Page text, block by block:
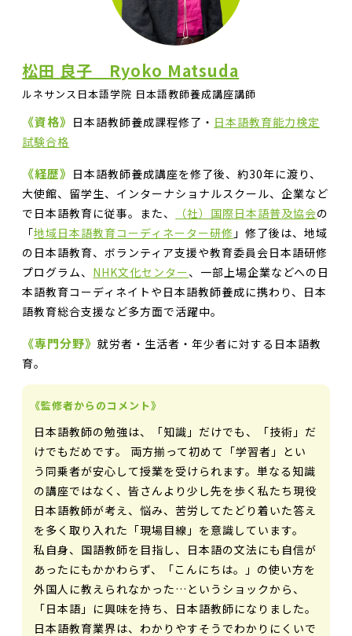
松田 良子 Ryoko Matsuda
ルネサンス日本語学院 日本語教師養成講座講師
《資格》 日本語教師養成課程修了・ 日本語教育能力検定
試験合格
《経歴》 日本語教師養成講座を修了後、約30年に渡り、
大使館、留学生、インターナショナルスクール、企業など
で日本語教育に従事。また、
（社）国際日本語普及協会の
「地域日本語教育コーディネーター研修 」修了後は、地域
の日本語教育、ボランティア支援や教育委員会日本語研修
プログラム、 NHK文化センター、一部上場企業などへの日
本語教育コーディネイトや日本語教師養成に携わり、日本
語教育総合支援など多方面で活躍中。
《専門分野》就労者・生活者・年少者に対する日本語教
育。
《監修者からのコメント》
日本語教師の勉強は、「知識」だけでも、「技術」だ
けでもだめです。 両方揃って初めて「学習者」とい
う同乗者が安心して授業を受けられます。単なる知識
の講座ではなく、皆さんより少し先を歩く私たち現役
日本語教師が考え、悩み、苦労してたどり着いた答え
を多く取り入れた「現場目線」を意識しています。
私自身、国語教師を目指し、日本語の文法にも自信が
あったにもかかわらず、「こんにちは。」の使い方を
外国人に教えられなかった…というショックから、
「日本語」に興味を持ち、日本語教師になりました。
日本語教育業界は、わかりやすそうでわかりにくいで